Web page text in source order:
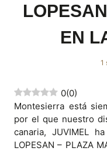
EN
1
0(0)
Montesierra está
por el que nuestro
canaria, JUVIMEL
LOPESAN – PLAZA